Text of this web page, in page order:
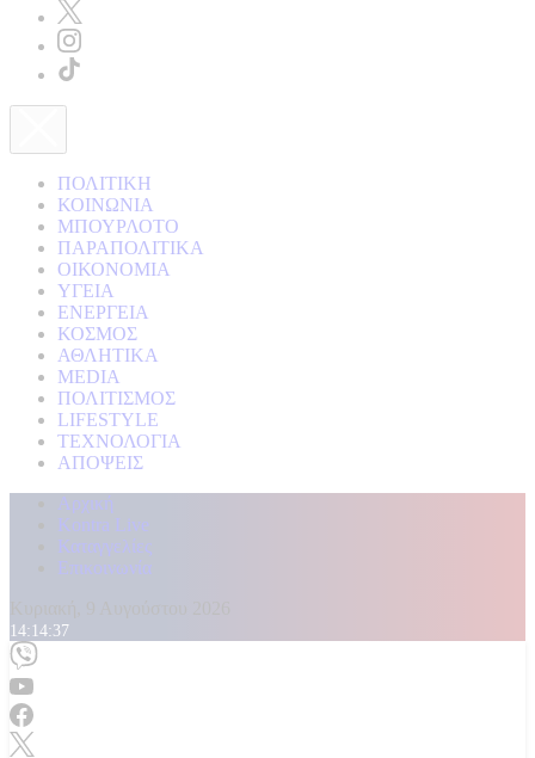
ΠΟΛΙΤΙΚΗ
ΚΟΙΝΩΝΙΑ
ΜΠΟΥΡΛΟΤΟ
ΠΑΡΑΠΟΛΙΤΙΚΑ
ΟΙΚΟΝΟΜΙΑ
ΥΓΕΙΑ
ΕΝΕΡΓΕΙΑ
ΚΟΣΜΟΣ
ΑΘΛΗΤΙΚΑ
MEDIA
ΠΟΛΙΤΙΣΜΟΣ
LIFESTYLE
ΤΕΧΝΟΛΟΓΙΑ
ΑΠΟΨΕΙΣ
Αρχική
Kontra Live
Καταγγελίες
Επικοινωνία
14:14:39